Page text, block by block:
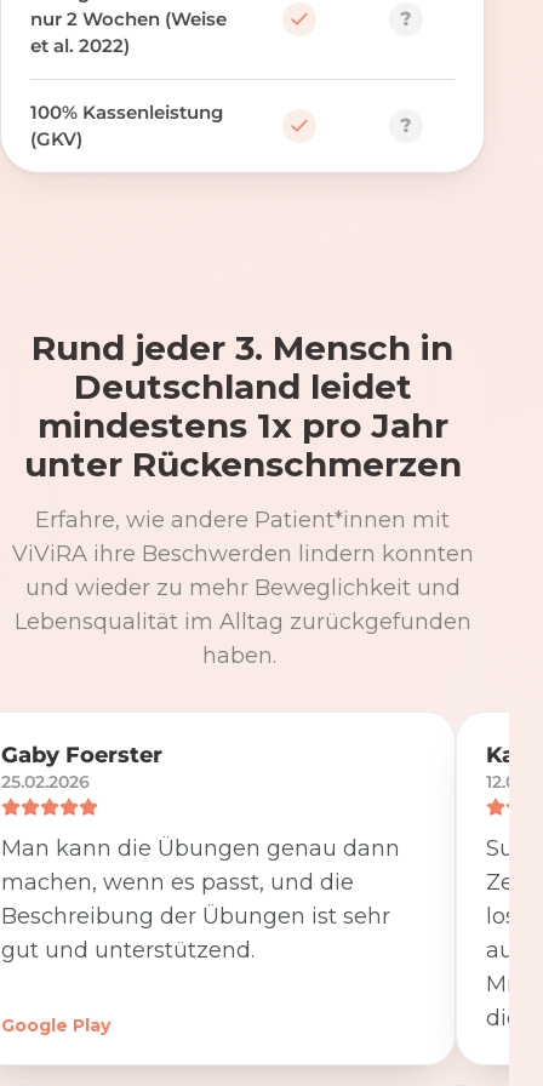
nur 2 Wochen (Weise
et al. 2022)
?
100% Kassenleistung
(GKV)
?
Rund jeder 3. Mensch in
Deutschland leidet
mindestens 1x pro Jahr
unter Rückenschmerzen
Erfahre, wie andere Patient*innen mit
ViViRA ihre Beschwerden lindern konnten
und wieder zu mehr Beweglichkeit und
Lebensqualität im Alltag zurückgefunden
haben.
Gaby Foerster
25.02.2026
Man kann die Übungen genau dann
machen, wenn es passt, und die
Beschreibung der Übungen ist sehr
gut und unterstützend.
Google Play
Zeit
die